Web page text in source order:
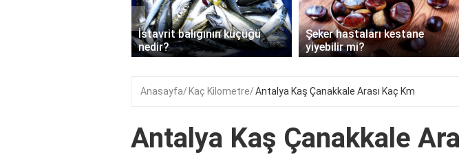
İstavrit balığının küçüğü
nedir?
Şeker hastaları kestane
yiyebilir mi?
‹
Anasayfa Kaç Kilometre Antalya Kaş Çanakkale Arası Kaç Km
Antalya Kaş Çanakkale